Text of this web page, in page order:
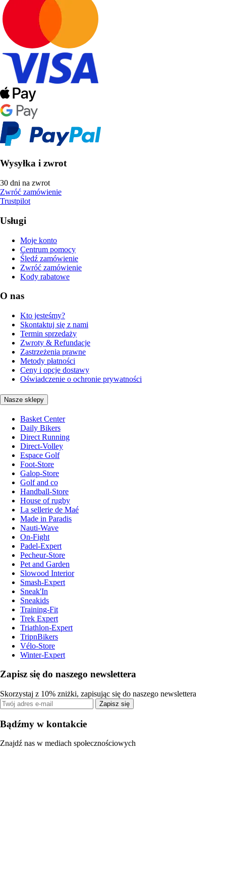
Wysyłka i zwrot
30 dni na zwrot
Zwróć zamówienie
Trustpilot
Usługi
Moje konto
Centrum pomocy
Śledź zamówienie
Zwróć zamówienie
Kody rabatowe
O nas
Kto jesteśmy?
Skontaktuj się z nami
Termin sprzedaży
Zwroty & Refundacje
Zastrzeżenia prawne
Metody płatności
Ceny i opcje dostawy
Oświadczenie o ochronie prywatności
Nasze sklepy
Basket Center
Daily Bikers
Direct Running
Direct-Volley
Espace Golf
Foot-Store
Galop-Store
Golf and co
Handball-Store
House of rugby
La sellerie de Maé
Made in Paradis
Nauti-Wave
On-Fight
Padel-Expert
Pecheur-Store
Pet and Garden
Slowood Interior
Smash-Expert
Sneak'In
Sneakids
Training-Fit
Trek Expert
Triathlon-Expert
TripnBikers
Vélo-Store
Winter-Expert
Zapisz się do naszego newslettera
Skorzystaj z 10% zniżki, zapisując się do naszego newslettera
Zapisz się
Bądźmy w kontakcie
Znajdź nas w mediach społecznościowych